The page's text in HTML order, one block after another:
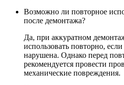
Возможно ли повторное
после демонтажа?
Да, при аккуратном
использовать повторно,
нарушена. Однако перед
рекомендуется провести
механические повреждения.